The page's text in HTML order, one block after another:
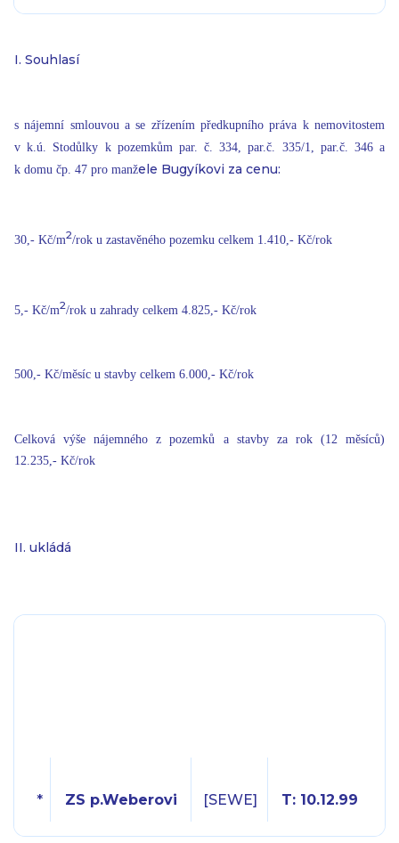
I. Souhlasí
s nájemní smlouvou a se zřízením předkupního práva k nemovitostem
v k.ú. Stodůlky k pozemkům par. č. 334, par.č. 335/1, par.č. 346 a
k domu čp. 47 pro manžele Bugyíkovi za cenu:
30,- Kč/m2/rok u zastavěného pozemku celkem 1.410,- Kč/rok
5,- Kč/m2/rok u zahrady celkem 4.825,- Kč/rok
500,- Kč/měsíc u stavby celkem 6.000,- Kč/rok
Celková výše nájemného z pozemků a stavby za rok (12 měsíců)
12.235,- Kč/rok
II. ukládá
* ZS p.Weberovi [SEWE] T: 10.12.99